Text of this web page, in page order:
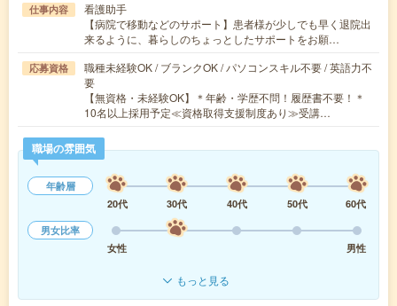
仕事内容
看護助手
【病院で移動などのサポート】患者様が少しでも早く退院出
来るように、暮らしのちょっとしたサポートをお願…
応募資格
職種未経験OK / ブランクOK / パソコンスキル不要 / 英語力不
要
【無資格・未経験OK】＊年齢・学歴不問！履歴書不要！＊
10名以上採用予定≪資格取得支援制度あり≫受講…
職場の雰囲気
年齢層
20代
30代 40代 50代
60代
男女比率
女性
男性
もっと見る